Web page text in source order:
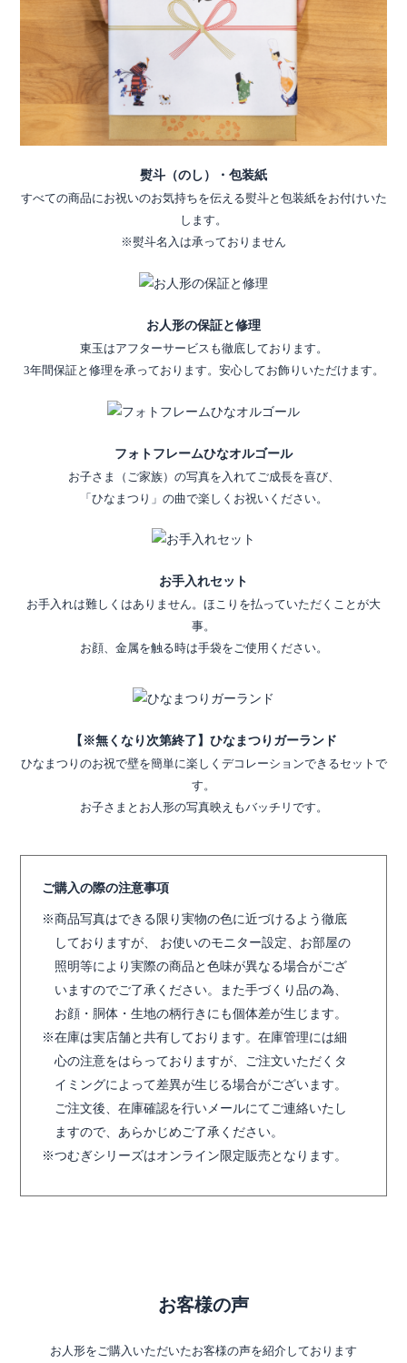
熨斗（のし）・包装紙
すべての商品にお祝いのお気持ちを伝える熨斗と包装紙をお付けいた
します。
※熨斗名入は承っておりません
お人形の保証と修理
東玉はアフターサービスも徹底しております。
3年間保証と修理を承っております。安心してお飾りいただけます。
フォトフレームひなオルゴール
お子さま（ご家族）の写真を入れてご成長を喜び、
「ひなまつり」の曲で楽しくお祝いください。
お手入れセット
お手入れは難しくはありません。ほこりを払っていただくことが大
事。
お顔、金属を触る時は手袋をご使用ください。
【※無くなり次第終了】ひなまつりガーランド
ひなまつりのお祝で壁を簡単に楽しくデコレーションできるセットで
す。
お子さまとお人形の写真映えもバッチリです。
ご購入の際の注意事項
商品写真はできる限り実物の色に近づけるよう徹底
しておりますが、 お使いのモニター設定、お部屋の
照明等により実際の商品と色味が異なる場合がござ
いますのでご了承ください。また手づくり品の為、
お顔・胴体・生地の柄行きにも個体差が生じます。
在庫は実店舗と共有しております。在庫管理には細
心の注意をはらっておりますが、ご注文いただくタ
イミングによって差異が生じる場合がございます。
ご注文後、在庫確認を行いメールにてご連絡いたし
ますので、あらかじめご了承ください。
つむぎシリーズはオンライン限定販売となります。
お客様の声
お人形をご購入いただいたお客様の声を紹介しております